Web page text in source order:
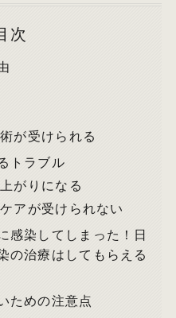
次
が受けられる
トラブル
がりになる
アが受けられない
感染してしまった！日
の治療はしてもらえる
ための注意点